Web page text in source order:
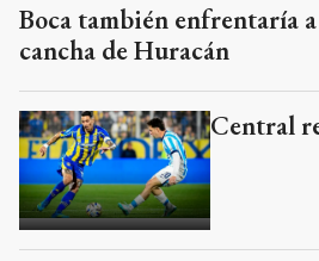
Boca también enfrentaría
cancha de Huracán
Central